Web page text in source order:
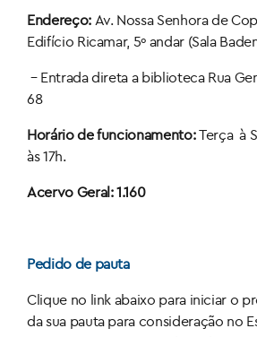
Endereço: Av. Nossa Senhora de
Edifício Ricamar, 5º andar (Sala
– Entrada direta a biblioteca Rua
68
Horário de funcionamento:Terça à
às 17h.
Acervo Geral:1.160
Pedido de pauta
Clique no link abaixo para iniciar o
da sua pauta para consideração no